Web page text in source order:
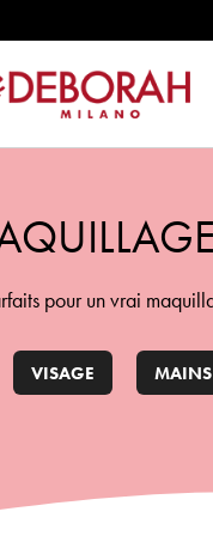
pour un vrai
VISAGE MAINS